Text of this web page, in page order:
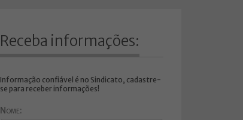
Receba informações:
Informação confiável é no Sindicato, cadastre-
se para receber informações!
Nome: